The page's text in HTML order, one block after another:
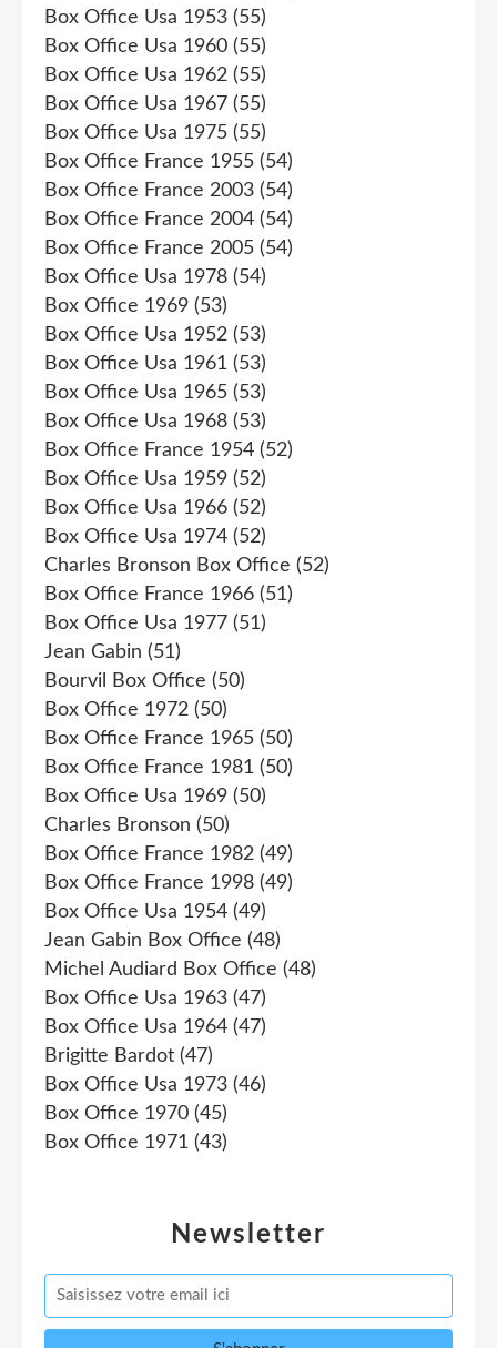
Newsletter
Box Office Usa 1953 (55)
Box Office Usa 1960 (55)
Box Office Usa 1962 (55)
Box Office Usa 1967 (55)
Box Office Usa 1975 (55)
Box Office France 1955 (54)
Box Office France 2003 (54)
Box Office France 2004 (54)
Box Office France 2005 (54)
Box Office Usa 1978 (54)
Box Office 1969 (53)
Box Office Usa 1952 (53)
Box Office Usa 1961 (53)
Box Office Usa 1965 (53)
Box Office Usa 1968 (53)
Box Office France 1954 (52)
Box Office Usa 1959 (52)
Box Office Usa 1966 (52)
Box Office Usa 1974 (52)
Charles Bronson Box Office (52)
Box Office France 1966 (51)
Box Office Usa 1977 (51)
Jean Gabin (51)
Bourvil Box Office (50)
Box Office 1972 (50)
Box Office France 1965 (50)
Box Office France 1981 (50)
Box Office Usa 1969 (50)
Charles Bronson (50)
Box Office France 1982 (49)
Box Office France 1998 (49)
Box Office Usa 1954 (49)
Jean Gabin Box Office (48)
Michel Audiard Box Office (48)
Box Office Usa 1963 (47)
Box Office Usa 1964 (47)
Brigitte Bardot (47)
Box Office Usa 1973 (46)
Box Office 1970 (45)
Box Office 1971 (43)